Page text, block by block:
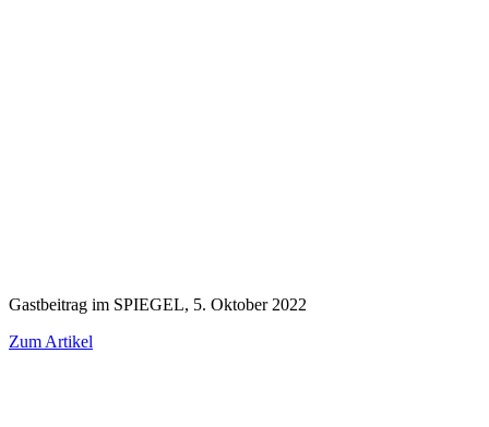
Gast­bei­trag im SPIE­GEL, 5. Okto­ber 2022
Zum Arti­kel